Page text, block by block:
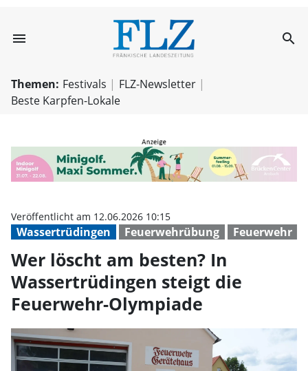
menu Wer löscht amsearch
Themen: Festivals
FLZ-Newsletter
Beste Karpfen-Lokale
Wassertrüdingen Feuerwehrübung Feuerwehr
Veröffentlicht am 12.06.2026 10:15
Wer löscht am besten? In
Wassertrüdingen steigt die
Feuerwehr-Olympiade